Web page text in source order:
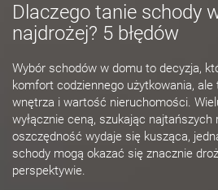
Dlaczego tanie schody
najdrożej? 5 błędów
Wybór schodów w domu to decyzja,
komfort codziennego użytkowania,
wnętrza i wartość nieruchomości.
wyłącznie ceną, szukając najtańszych
oszczędność wydaje się kusząca,
schody mogą okazać się znacznie
perspektywie.